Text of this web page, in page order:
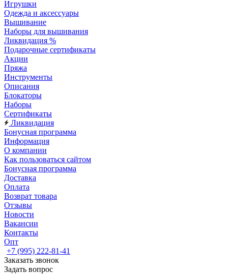
Игрушки
Одежда и аксессуары
Вышивание
Наборы для вышивания
Ликвидация %
Подарочные сертификаты
Акции
Пряжа
Инструменты
Описания
Блокаторы
Наборы
Сертификаты
Ликвидация
Бонусная программа
Информация
О компании
Как пользоваться сайтом
Бонусная программа
Доставка
Оплата
Возврат товара
Отзывы
Новости
Вакансии
Контакты
Опт
+7 (995) 222-81-41
Заказать звонок
Задать вопрос